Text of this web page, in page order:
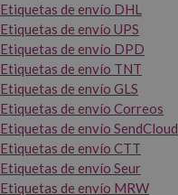
Etiquetas de envío DHL
Etiquetas de envío UPS
Etiquetas de envío DPD
Etiquetas de envío TNT
Etiquetas de envío GLS
Etiquetas de envío Correos
Etiquetas de envío SendCloud
Etiquetas de envío CTT
Etiquetas de envío Seur
Etiquetas de envío MRW